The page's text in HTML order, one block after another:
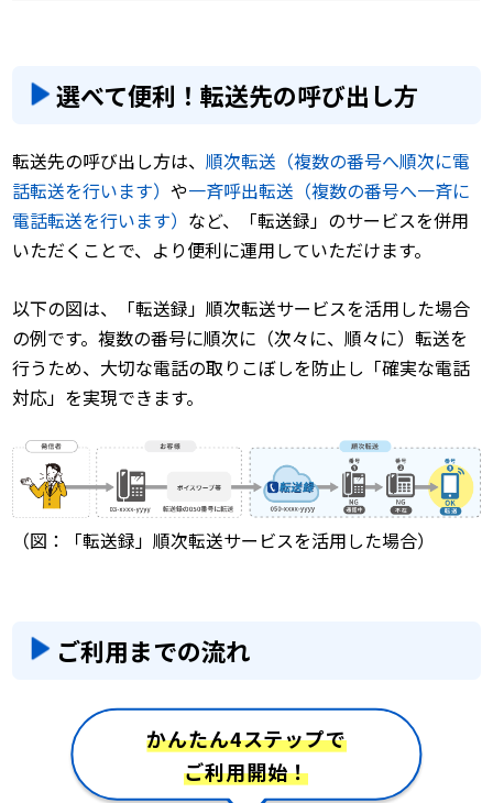
選べて便利！転送先の呼び出し方
転送先の呼び出し方は、順次転送（複数の番号へ順次に電
話転送を行います）や一斉呼出転送（複数の番号へ一斉に
電話転送を行います） など、「転送録」のサービスを併用
いただくことで、より便利に運用していただけます。
以下の図は、「転送録」順次転送サービスを活用した場合
の例です。複数の番号に順次に（次々に、順々に）転送を
行うため、大切な電話の取りこぼしを防止し「確実な電話
対応」を実現できます。
（図：「転送録」順次転送サービスを活用した場合）
ご利用までの流れ
かんたん4ステップで
ご利用開始！